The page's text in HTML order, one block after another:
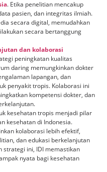
. Etika penelitian mencakup
pasien, dan integritas ilmiah.
secara digital, memudahkan
secara bertanggung
dan kolaborasi
peningkatan kualitas
daring memungkinkan dokter
lapangan, dan
penyakit tropis. Kolaborasi ini
kompetensi dokter, dan
kesehatan tropis menjadi pilar
kesehatan di Indonesia.
kolaborasi lebih efektif,
dan edukasi berkelanjutan
strategi ini, IDI memastikan
nyata bagi kesehatan